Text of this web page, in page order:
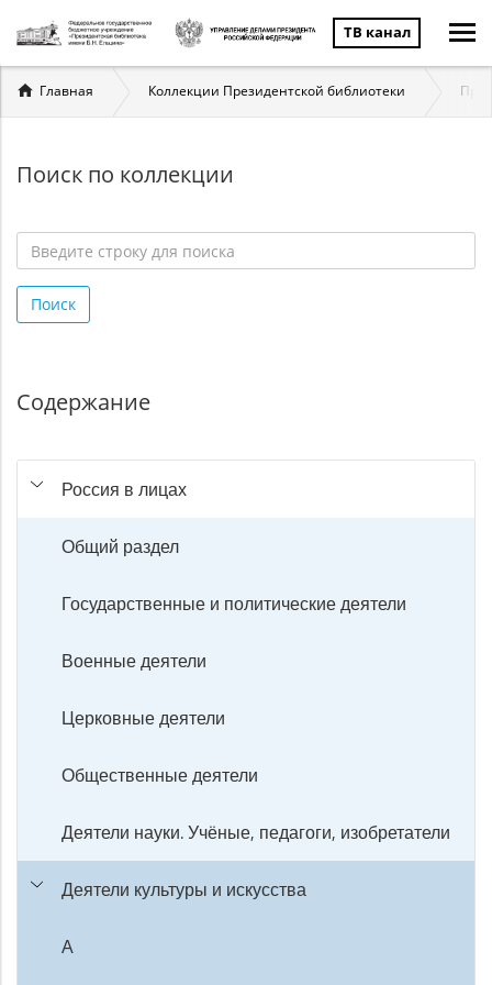
ТВ канал
Вы
здесь
Главная Коллекции Президентской библиотеки
Поиск по коллекции
строку
для
Поиск
Содержание
Россия в лицах
Общий раздел
Государственные и политические деятели
Военные деятели
Церковные деятели
Общественные деятели
Деятели науки. Учёные, педагоги, изобретатели
Деятели культуры и искусства
А